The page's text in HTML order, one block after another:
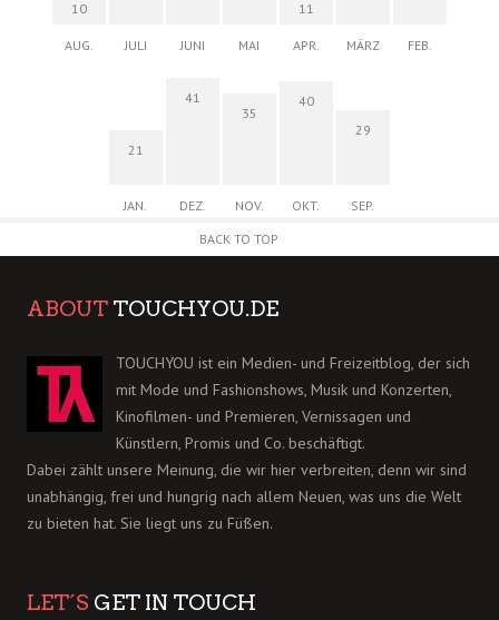
10
AUG. JULI JUNI MAI
11
APR. MÄRZ FEB.
21
JAN.
41
DEZ.
35
NOV.
40
OKT.
29
SEP.
BACK TO TOP
ABOUT TOUCHYOU.DE
TOUCHYOU ist ein Medien- und Freizeitblog, der sich
mit Mode und Fashionshows, Musik und Konzerten,
Kinofilmen- und Premieren, Vernissagen und
Künstlern, Promis und Co. beschäftigt.
Dabei zählt unsere Meinung, die wir hier verbreiten, denn wir sind
unabhängig, frei und hungrig nach allem Neuen, was uns die Welt
zu bieten hat. Sie liegt uns zu Füßen.
LET´S GET IN TOUCH